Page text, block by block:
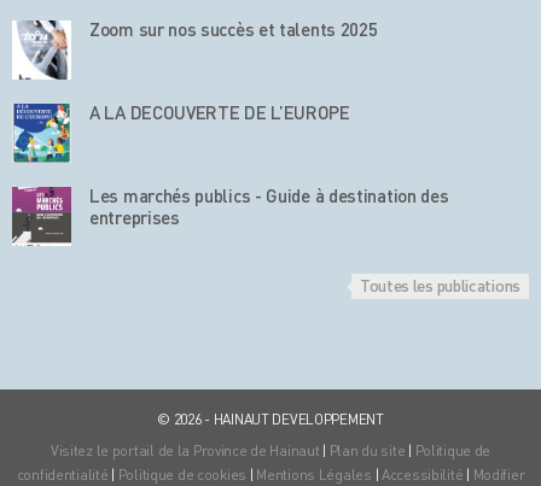
Zoom sur nos succès et talents 2025
A LA DECOUVERTE DE L’EUROPE
Les marchés publics - Guide à destination des
entreprises
Toutes les publications
© 2026 - HAINAUT DEVELOPPEMENT
Visitez le portail de la Province de Hainaut | Plan du site | Politique de
confidentialité | Politique de cookies | Mentions Légales | Accessibilité | Modifier